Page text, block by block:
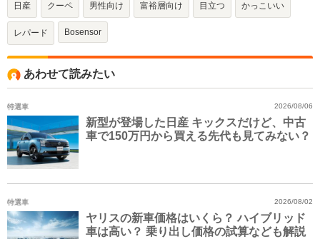
日産 クーペ 男性向け 富裕層向け 目立つ かっこいい
レパード Bosensor
あわせて読みたい
特選車
新型が登場した日産 キックスだけど、中古
車で150万円から買える先代も見てみない？
2026/08/06
特選車
ヤリスの新車価格はいくら？ ハイブリッド
車は高い？ 乗り出し価格の試算なども解説
2026/08/02